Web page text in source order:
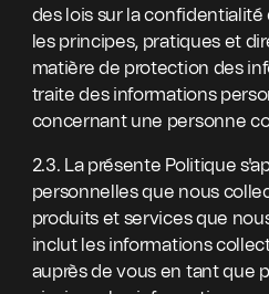
des lois sur la confidentialité
les principes, pratiques et
matière de protection des
traite des informations
concernant une personne
2.3. La présente Politique
personnelles que nous
produits et services que
inclut les informations
auprès de vous en tant que